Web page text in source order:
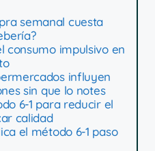
semanal cuesta
consumo impulsivo en
influyen
sin que lo notes
6-1 para reducir el
calidad
el método 6-1 paso